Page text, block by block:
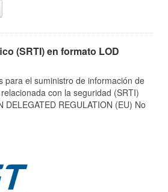
(SRTI) en formato LOD
para el suministro de información de
con la seguridad (SRTI)
DELEGATED REGULATION (EU) No